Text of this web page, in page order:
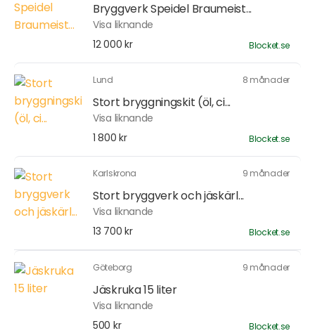
Bryggverk Speidel Braumeist...
Visa liknande
12 000 kr
Blocket.se
Lund 8 månader
Stort bryggningskit (öl, ci...
Visa liknande
1 800 kr
Blocket.se
Karlskrona 9 månader
Stort bryggverk och jäskärl...
Visa liknande
13 700 kr
Blocket.se
Göteborg 9 månader
Jäskruka 15 liter
Visa liknande
500 kr
Blocket.se